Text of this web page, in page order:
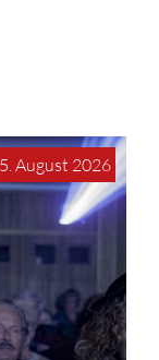
August 2026